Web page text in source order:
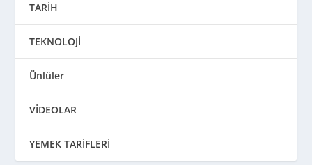
TARİH
TEKNOLOJİ
Ünlüler
VİDEOLAR
YEMEK TARİFLERİ